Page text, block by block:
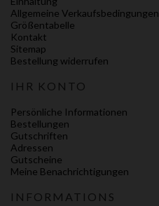
Allgemeine Verkaufsbedingungen
Größentabelle
Kontakt
Sitemap
Bestellung widerrufen
IHR KONTO
Persönliche Informationen
Bestellungen
Gutschriften
Adressen
Gutscheine
Meine Benachrichtigungen
INFORMATIONS